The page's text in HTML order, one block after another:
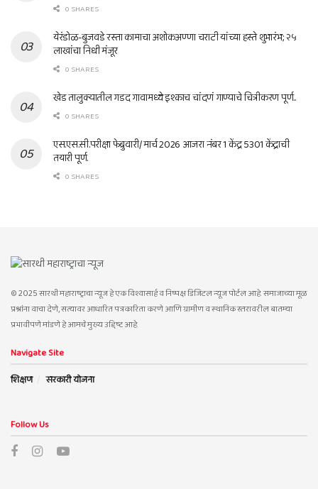
0 SHARES
येरंडोळ-बुजवडे रस्ता कामाचा अशोकअण्णा चराटी यांच्या हस्ते शुभारंभ; २५
लाखांचा निधी मंजूर
0 SHARES
खेड तालुक्यातील गडद गावामध्ये इश्काच चांदणं गाण्याचे चित्रीकरण पूर्ण..
0 SHARES
एस.एस.सी.परीक्षा फेब्रुवारी/ मार्च 2026 आजरा नंबर 1 केंद्र 5301 केंद्राची
तयारी पूर्ण.
0 SHARES
© 2025 सारथी महाराष्ट्राचा न्यूज हे एक विश्वासार्ह व निष्पक्ष डिजिटल न्यूज पोर्टल आहे. समाजाच्या मूळ
प्रश्नांना वाचा देणे, सत्यावर आधारित पत्रकारिता करणे आणि ग्रामीण व स्थानिक स्तरावरील बातम्या
प्रभावीपणे मांडणे हे आमचे मुख्य उद्दिष्ट आहे.
Navigate Site
शिक्षण
सरकारी योजना
Follow Us